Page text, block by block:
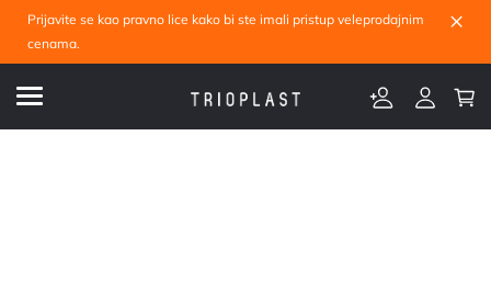
Prijavite se kao pravno lice kako bi ste imali pristup veleprodajnim
cenama.
×